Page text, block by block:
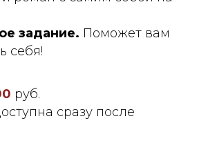
задание. Поможет вам
себя!
руб.
сразу после